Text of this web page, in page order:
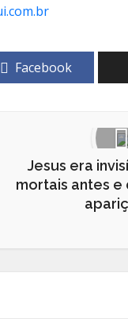
Facebook
Jesus era
mortais antes e